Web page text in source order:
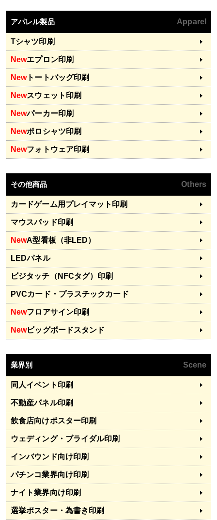
アパレル製品 Apparel
Tシャツ印刷
Newエプロン印刷
Newトートバッグ印刷
Newスウェット印刷
Newパーカー印刷
Newポロシャツ印刷
Newフォトウェア印刷
その他商品 Others
カードゲーム用プレイマット印刷
マウスパッド印刷
NewA型看板（非LED）
LEDパネル
ビジタッチ（NFCタグ）印刷
PVCカード・プラスチックカード
Newフロアサイン印刷
Newビッグボードスタンド
業界別 Scene
同人イベント印刷
不動産パネル印刷
飲食店向けポスター印刷
ウェディング・ブライダル印刷
インバウンド向け印刷
パチンコ業界向け印刷
ナイト業界向け印刷
選挙ポスター・為書き印刷